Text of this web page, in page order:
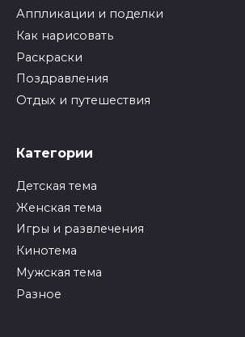
Аппликации и поделки
Как нарисовать
Раскраски
Поздравления
Отдых и путешествия
Категории
Детская тема
Женская тема
Игры и развлечения
Кинотема
Мужская тема
Разное